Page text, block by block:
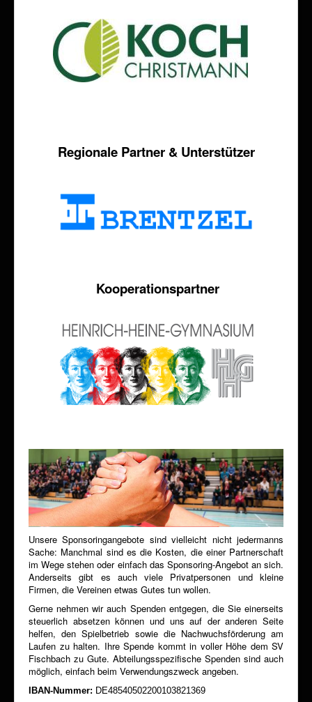
Regionale Partner & Unterstützer
Kooperationspartner
Unsere Sponsoringangebote sind vielleicht nicht jedermanns
Sache: Manchmal sind es die Kosten, die einer Partnerschaft
im Wege stehen oder einfach das Sponsoring-Angebot an sich.
Anderseits gibt es auch viele Privatpersonen und kleine
Firmen, die Vereinen etwas Gutes tun wollen.
Gerne nehmen wir auch Spenden entgegen, die Sie einerseits
steuerlich absetzen können und uns auf der anderen Seite
helfen, den Spielbetrieb sowie die Nachwuchsförderung am
Laufen zu halten. Ihre Spende kommt in voller Höhe dem SV
Fischbach zu Gute. Abteilungsspezifische Spenden sind auch
möglich, einfach beim Verwendungszweck angeben.
IBAN-Nummer: DE48540502200103821369